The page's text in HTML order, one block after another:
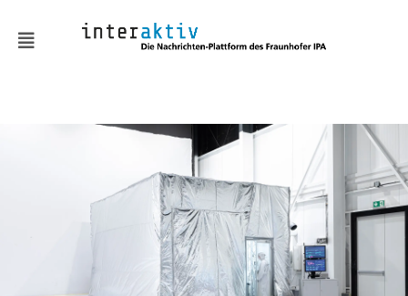
Automatisierung &
Batterie & Wasserstoff
Digitalisierung